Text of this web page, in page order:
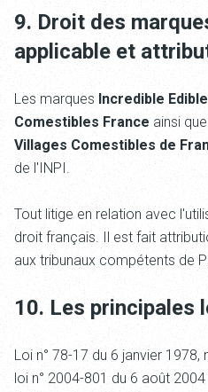
9. Droit des
applicable et
Les marques Incredible
Comestibles France ainsi
Villages Comestibles de
de l'INPI.
Tout litige en relation avec
droit français. Il est fait
aux tribunaux compétents de
10. Les principales
Loi n° 78-17 du 6 janvier
loi n° 2004-801 du 6 août